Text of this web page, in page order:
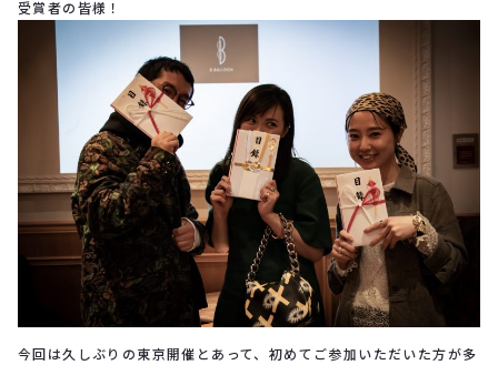
受賞者の皆様！
今回は久しぶりの東京開催とあって、初めてご参加いただいた方が多